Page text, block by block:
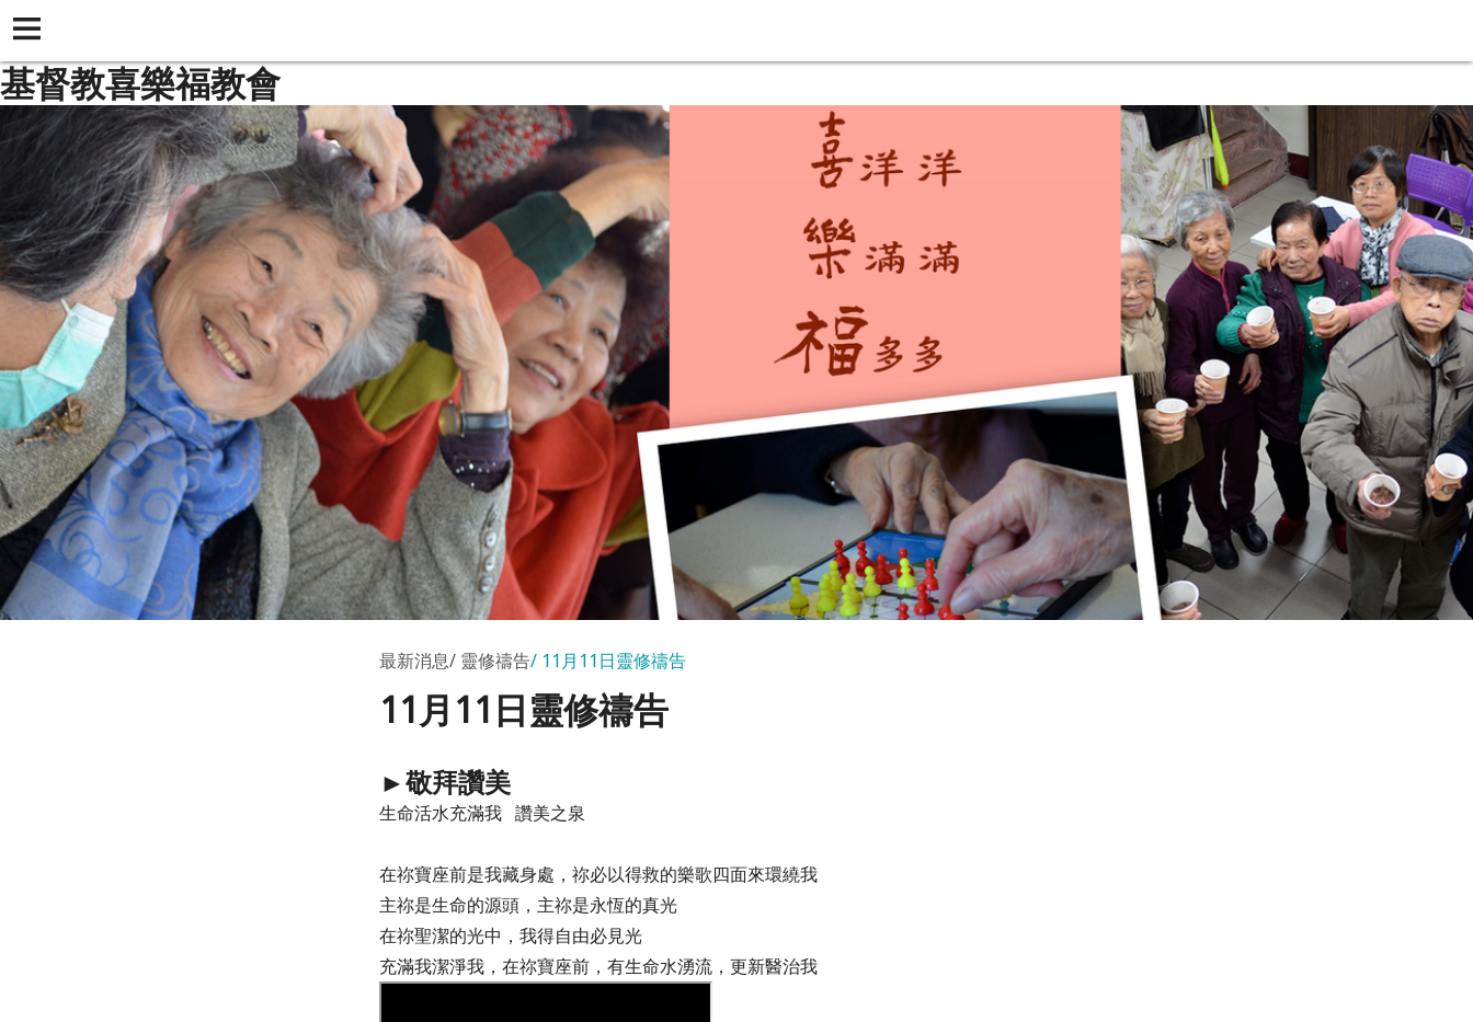
基督教喜樂福教會
最新消息 靈修禱告 11月11日靈修禱告
11月11日靈修禱告
►敬拜讚美
生命活水充滿我 讚美之泉
在祢寶座前是我藏身處，祢必以得救的樂歌四面來環繞我
主祢是生命的源頭，主祢是永恆的真光
在祢聖潔的光中，我得自由必見光
充滿我潔淨我，在祢寶座前，有生命水湧流，更新醫治我